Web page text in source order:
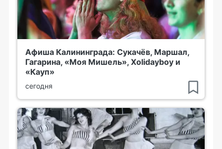
Афиша Калининграда: Сукачёв, Маршал,
Гагарина, «Моя Мишель», Xolidayboy и
«Кауп»
сегодня